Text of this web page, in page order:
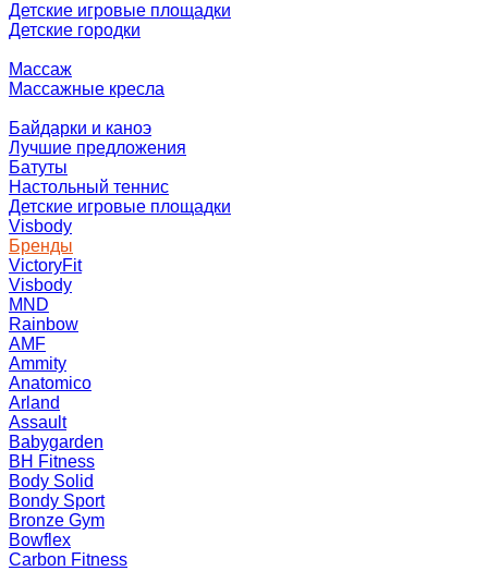
Детские игровые площадки
Детские городки
Массаж
Массажные кресла
Байдарки и каноэ
Лучшие предложения
Батуты
Настольный теннис
Детские игровые площадки
Visbody
Бренды
VictoryFit
Visbody
MND
Rainbow
AMF
Ammity
Anatomico
Arland
Assault
Babygarden
BH Fitness
Body Solid
Bondy Sport
Bronze Gym
Bowflex
Carbon Fitness